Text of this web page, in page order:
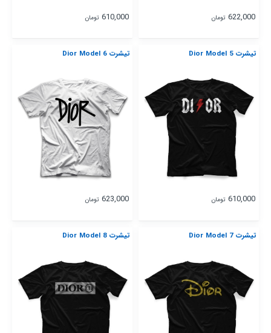
622,000 تومان 610,000 تومان
تیشرت Dior Model 5
610,000 تومان
تیشرت Dior Model 6
623,000 تومان
تیشرت Dior Model 7 تیشرت Dior Model 8